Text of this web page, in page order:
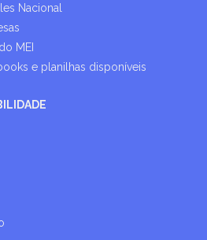
Nacional
MEI
e planilhas disponíveis